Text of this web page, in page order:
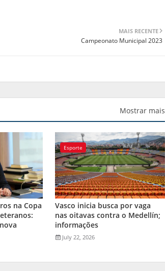
MAIS RECENTE
Campeonato Municipal 2023
Mostrar mais
na Copa
Esporte
Vasco inicia busca por vaga
nas oitavas contra o Medellín;
informações
July 22, 2026